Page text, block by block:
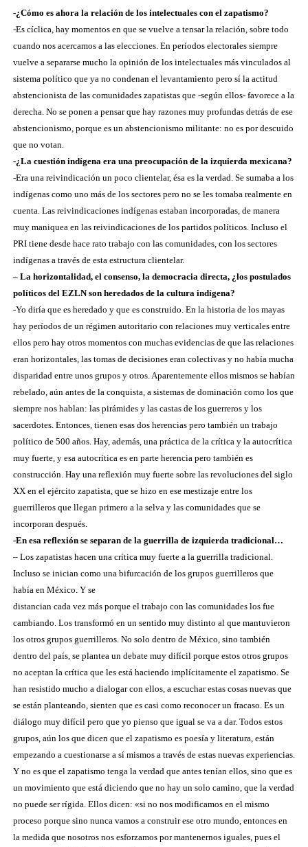
-¿Cómo es ahora la relación de los intelectuales con el zapatismo?
-Es cíclica, hay momentos en que se vuelve a tensar la relación, sobre todo
cuando nos acercamos a las elecciones. En períodos electorales siempre
vuelve a separarse mucho la opinión de los intelectuales más vinculados al
sistema político que ya no condenan el levantamiento pero sí la actitud
abstencionista de las comunidades zapatistas que -según ellos- favorece a la
derecha. No se ponen a pensar que hay razones muy profundas detrás de ese
abstencionismo, porque es un abstencionismo militante: no es por descuido
que no votan.
-¿La cuestión indígena era una preocupación de la izquierda mexicana?
-Era una reivindicación un poco clientelar, ésa es la verdad. Se sumaba a los
indígenas como uno más de los sectores pero no se les tomaba realmente en
cuenta. Las reivindicaciones indígenas estaban incorporadas, de manera
muy maniquea en las reivindicaciones de los partidos políticos. Incluso el
PRI tiene desde hace rato trabajo con las comunidades, con los sectores
indígenas a través de esta estructura clientelar.
– La horizontalidad, el consenso, la democracia directa, ¿los postulados
políticos del EZLN son heredados de la cultura indígena?
-Yo diría que es heredado y que es construido. En la historia de los mayas
hay períodos de un régimen autoritario con relaciones muy verticales entre
ellos pero hay otros momentos con muchas evidencias de que las relaciones
eran horizontales, las tomas de decisiones eran colectivas y no había mucha
disparidad entre unos grupos y otros. Aparentemente ellos mismos se habían
rebelado, aún antes de la conquista, a sistemas de dominación como los que
siempre nos hablan: las pirámides y las castas de los guerreros y los
sacerdotes. Entonces, tienen esas dos herencias pero también un trabajo
político de 500 años. Hay, además, una práctica de la crítica y la autocrítica
muy fuerte, y esa autocrítica es en parte herencia pero también es
construcción. Hay una reflexión muy fuerte sobre las revoluciones del siglo
XX en el ejército zapatista, que se hizo en ese mestizaje entre los
guerrilleros que llegan primero a la selva y las comunidades que se
incorporan después.
-En esa reflexión se separan de la guerrilla de izquierda tradicional…
– Los zapatistas hacen una crítica muy fuerte a la guerrilla tradicional.
Incluso se inician como una bifurcación de los grupos guerrilleros que
había en México. Y se
distancian cada vez más porque el trabajo con las comunidades los fue
cambiando. Los transformó en un sentido muy distinto al que mantuvieron
los otros grupos guerrilleros. No solo dentro de México, sino también
dentro del país, se plantea un debate muy difícil porque estos otros grupos
no aceptan la crítica que les está haciendo implícitamente el zapatismo. Se
han resistido mucho a dialogar con ellos, a escuchar estas cosas nuevas que
se están planteando, sienten que es casi como reconocer un fracaso. Es un
diálogo muy difícil pero que yo pienso que igual se va a dar. Todos estos
grupos, aún los que dicen que el zapatismo es poesía y literatura, están
empezando a cuestionarse a sí mismos a través de estas nuevas experiencias.
Y no es que el zapatismo tenga la verdad que antes tenían ellos, sino que es
un movimiento que está diciendo que no hay un solo camino, que la verdad
no puede ser rígida. Ellos dicen: «si no nos modificamos en el mismo
proceso porque sino nunca vamos a construir ese otro mundo, entonces en
la medida que nosotros nos esforzamos por mantenernos iguales, pues el